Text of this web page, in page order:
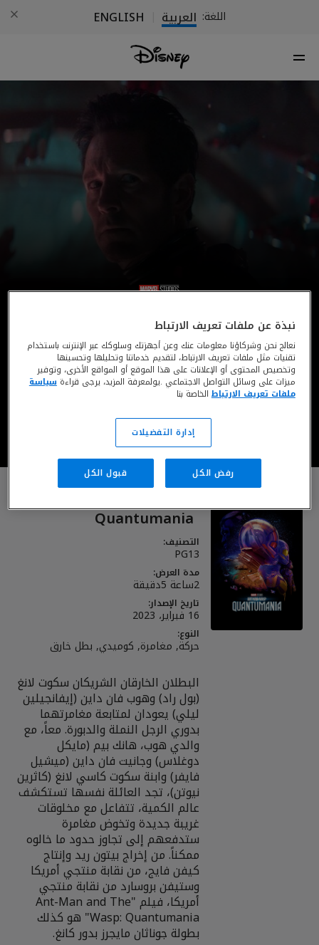
اللغة: العربية ENGLISH
يُعرض الآن على ديزني+*
شاهد على ديزني بلس
Quantumania
التصنيف:
PG13
مدة العرض:
2ساعة 5دقيقة
تاريخ الإصدار:
16 فبراير، 2023
النوع:
حركة, مغامرة, كوميدي, بطل خارق
البطلان الخارقان الشريكان سكوت لانغ
(بول راد) وهوب فان داين (إيفانجيلين
ليلي) يعودان لمتابعة مغامرتهما
بدوري الرجل النملة والدبورة. معاً، مع
والدي هوب، هانك بيم (مايكل
دوغلاس) وجانيت فان داين (ميشيل
فايفر) وابنة سكوت كاسي لانغ (كاثرين
نيوتن)، تجد العائلة نفسها تستكشف
عالم الكمية، تتفاعل مع مخلوقات
غريبة جديدة وتخوض مغامرة
ستدفعهم إلى تجاوز حدود ما خالوه
ممكناً. من إخراج بيتون ريد وإنتاج
كيفن فايج، من نقابة منتجي أمريكا
وستيفن بروسارد من نقابة منتجي
أمريكا، فيلم "Ant-Man and The
Wasp: Quantumania" هو كذلك
بطولة جوناثان مايجرز بدور كانغ.
نبذة عن ملفات تعريف الارتباط
نعالج نحن وشركاؤنا معلومات عنك وعن أجهزتك وسلوكك عبر الإنترنت باستخدام
تقنيات مثل ملفات تعريف الارتباط، لتقديم خدماتنا وتحليلها وتحسينها
وتخصيص المحتوى أو الإعلانات على هذا الموقع أو المواقع الأخرى، وتوفير
ميزات على وسائل التواصل الاجتماعي .يولمعرفة المزيد، يرجى قراءةسياسة
ملفات تعريف الارتباطالخاصة بنا
إدارة التفضيلات
رفض الكل قبول الكل